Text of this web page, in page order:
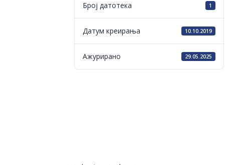
Број датотека 1
Датум креирања 10.10.2019
Ажурирано 29.05.2025